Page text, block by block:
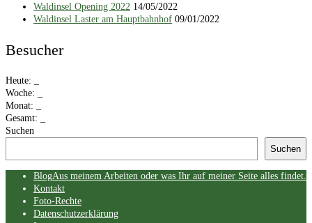
Waldinsel Opening 2022 14/05/2022
Waldinsel Laster am Hauptbahnhof 09/01/2022
Besucher
Heute:
Woche:
Monat:
Gesamt:
Suchen
Suchen
menu
BlogAus meinem Arbeiten oder was Ihr auf meiner Seite alles findet.
Kontakt
Foto-Rechte
Datenschutzerklärung